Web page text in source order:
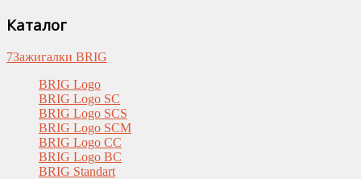
Каталог
7Зажигалки BRIG
BRIG Logo
BRIG Logo SC
BRIG Logo SCS
BRIG Logo SCM
BRIG Logo CC
BRIG Logo BC
BRIG Standart